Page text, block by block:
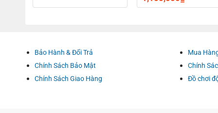
ĐẶC ĐIỂM NỐT BẬT CỦA GẠT
Hiệu khẩu phần lau Gia Công – bằng cách kết hợp
was:
is:
price
price
Bảo Hành & Đổi Trả
Chính Sách Bảo Mật
Chính Sách Giao Hàng
Mua
Chính
Đồ chơi